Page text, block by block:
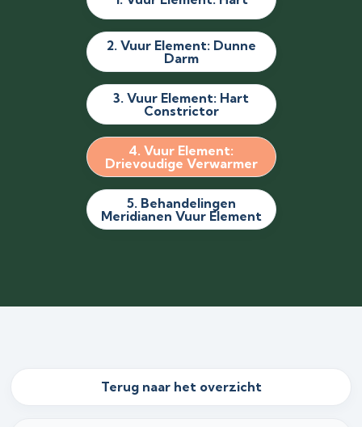
2. Vuur Element: Dunne
Darm
3. Vuur Element: Hart
Constrictor
4. Vuur Element:
Drievoudige Verwarmer
5. Behandelingen
Meridianen Vuur Element
Terug naar het overzicht